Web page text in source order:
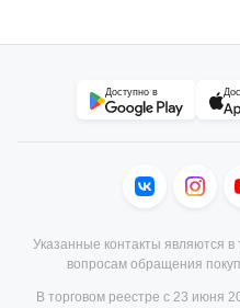
Доступно в
Указанные контакты являются в
вопросам обращения
В торговом реестре с 23 июня